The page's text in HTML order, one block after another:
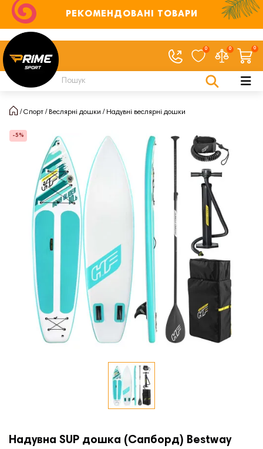
РЕКОМЕНДОВАНІ ТОВАРИ
0 0 0
Спорт Веслярні дошки Надувні веслярні дошки
-5%
Надувна SUP дошка (Сапборд) Bestway